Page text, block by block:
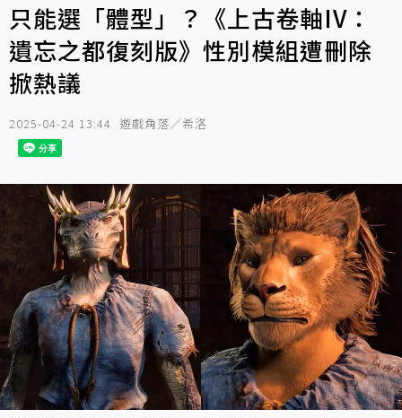
只能選「體型」？《上古卷軸IV：
遺忘之都復刻版》性別模組遭刪除
掀熱議
2025-04-24 13:44 遊戲角落／希洛